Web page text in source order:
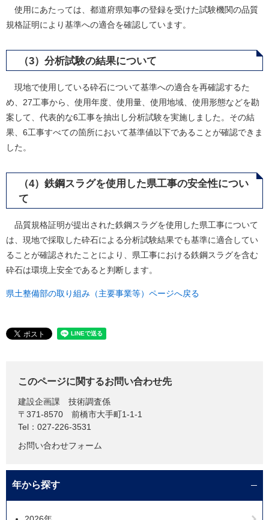
使用にあたっては、都道府県知事の登録を受けた試験機関の品質
規格証明により基準への適合を確認しています。
（3）分析試験の結果について
現地で使用している砕石について基準への適合を再確認するた
め、27工事から、使用年度、使用量、使用地域、使用形態などを勘
案して、代表的な6工事を抽出し分析試験を実施しました。その結
果、6工事すべての箇所において基準値以下であることが確認できま
した。
（4）鉄鋼スラグを使用した県工事の安全性につい
て
品質規格証明が提出された鉄鋼スラグを使用した県工事について
は、現地で採取した砕石による分析試験結果でも基準に適合してい
ることが確認されたことにより、県工事における鉄鋼スラグを含む
砕石は環境上安全であると判断します。
県土整備部の取り組み（主要事業等）ページへ戻る
このページに関するお問い合わせ先
建設企画課
技術調査係
〒371-8570
前橋市大手町1-1-1
Tel：027-226-3531
お問い合わせフォーム
年から探す